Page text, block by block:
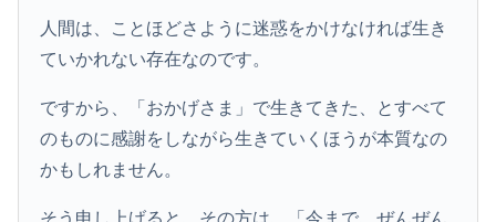
人間は、ことほどさように迷惑をかけなければ生き
ていかれない存在なのです。
ですから、「おかげさま」で生きてきた、とすべて
のものに感謝をしながら生きていくほうが本質なの
かもしれません。
そう申し上げると、その方は、「今まで、ぜんぜん